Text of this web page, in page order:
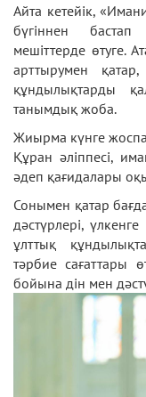
Айта кетейік,
бүгіннен бастап
мешіттерде өтуге.
арттырумен
құндылықтарды
танымдық жоба.
Жиырма күнге
Құран әліппесі,
әдеп қағидалары
Сонымен қатар
дәстүрлері, үлкенге
ұлттық
тәрбие сағаттары
бойына дін мен